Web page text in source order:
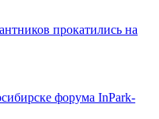
прокатились на
форума InPark-